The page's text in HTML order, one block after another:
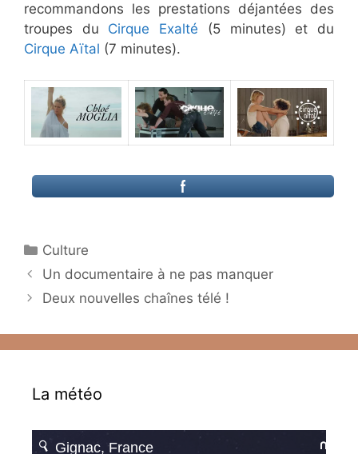
recommandons les prestations déjantées des
troupes du Cirque Exalté (5 minutes) et du
Cirque Aïtal (7 minutes).
Catégories
Culture
Un documentaire à ne pas manquer
Deux nouvelles chaînes télé !
La météo